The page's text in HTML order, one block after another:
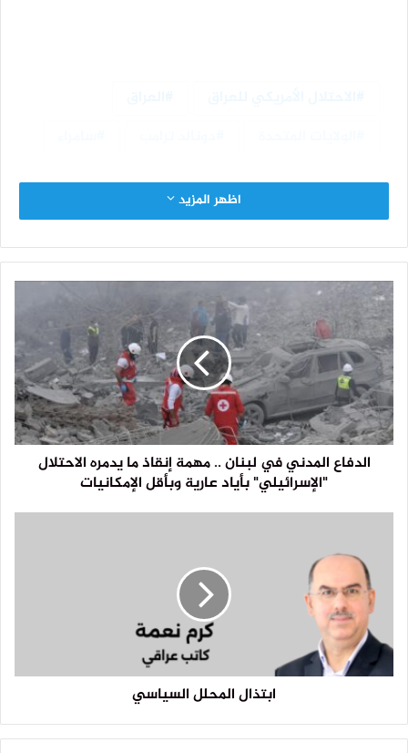
اظهر المزيد
الدفاع المدني في لبنان .. مهمة إنقاذ ما يدمره الاحتلال
"الإسرائيلي" بأياد عارية وبأقل الإمكانيات
ابتذال المحلل السياسي